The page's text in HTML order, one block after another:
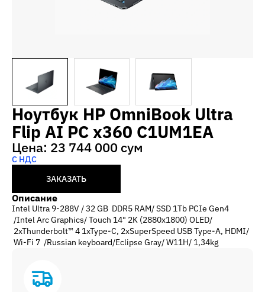
Ноутбук HP OmniBook Ultra
Flip AI PC x360 C1UM1EA
Цена: 23 744 000 сум
С НДС
ЗАКАЗАТЬ
Описание
Intel Ultra 9-288V / 32 GB DDR5 RAM/ SSD 1Tb PCIe Gen4
/Intel Arc Graphics/ Touch 14" 2K (2880x1800) OLED/
2xThunderbolt™ 4 1xType-C, 2xSuperSpeed USB Type-A, HDMI/
Wi-Fi 7 /Russian keyboard/Eclipse Gray/ W11H/ 1,34kg